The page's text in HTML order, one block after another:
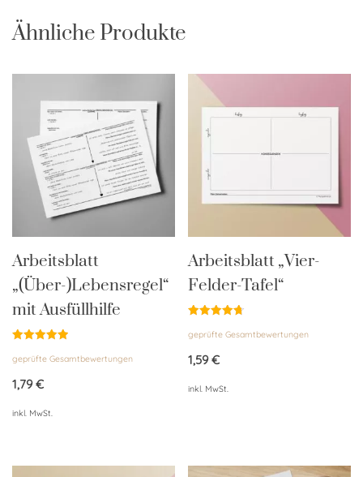
Ähnliche Produkte
Arbeitsblatt
„(Über-)Lebensregel“
mit Ausfüllhilfe
mit
von 5
geprüfte Gesamtbewertungen
1,79€
inkl. MwSt.
Arbeitsblatt „Vier-
Felder-Tafel“
mit
von 5
geprüfte Gesamtbewertungen
1,59€
inkl. MwSt.